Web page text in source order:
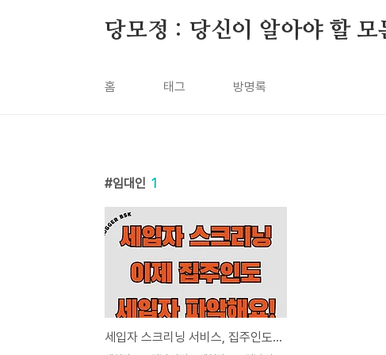
당모정 : 당신이 알아야 할 모
홈 태그 방명록
임대인 1
세입자 스크리닝 서비스, 집주인도 세입자 미리 파악 할 수 있다!